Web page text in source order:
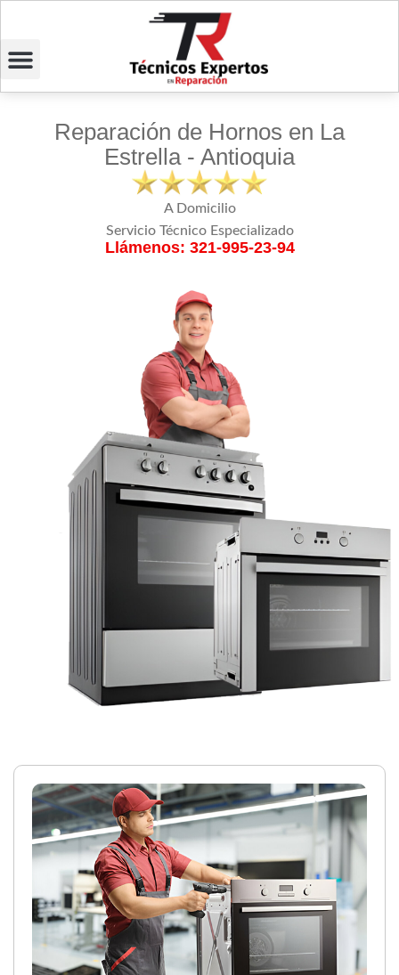
Reparación de Hornos en La
Estrella - Antioquia
A Domicilio
Servicio Técnico Especializado
Llámenos: 321-995-23-94